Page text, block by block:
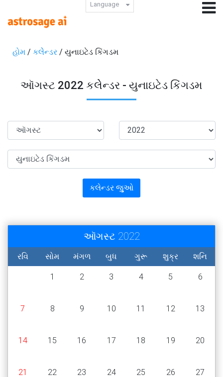
Language
હોમ / કલેેન્ડર / યુનાઇટેડ કિંગડમ
ઑગસ્ટ 2022 કલેેન્ડર - યુનાઇટેડ કિંગડમ
ઑગસ્ટ 2022
રવિ સોમ મંગળ બુધ ગુરૂ શુક્ર શનિ
1 2 3 4 5 6
7 8 9 10 11 12 13
14 15 16 17 18 19 20
21 22 23 24 25 26 27